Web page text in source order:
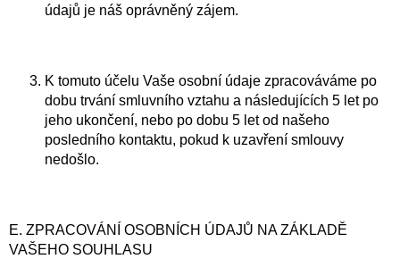
údajů je náš oprávněný zájem.
K tomuto účelu Vaše osobní údaje zpracováváme po
dobu trvání smluvního vztahu a následujících 5 let po
jeho ukončení, nebo po dobu 5 let od našeho
posledního kontaktu, pokud k uzavření smlouvy
nedošlo.
E. ZPRACOVÁNÍ OSOBNÍCH ÚDAJŮ NA ZÁKLADĚ
VAŠEHO SOUHLASU